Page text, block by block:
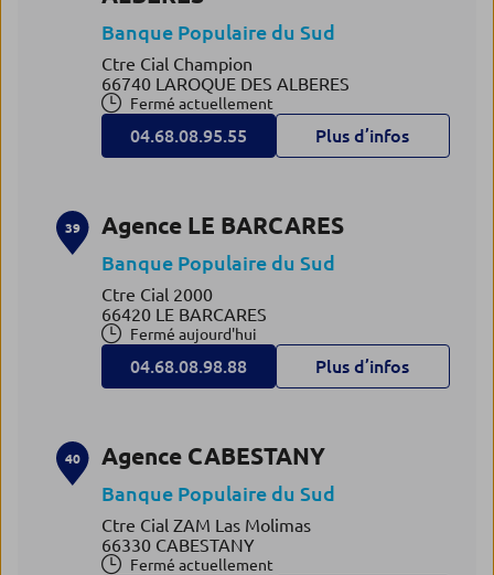
Banque Populaire du Sud
Ctre Cial Champion
66740 LAROQUE DES ALBERES
Fermé actuellement
04.68.08.95.55 Plus d’infos
39 Agence LE BARCARES
Banque Populaire du Sud
Ctre Cial 2000
66420 LE BARCARES
Fermé aujourd'hui
04.68.08.98.88 Plus d’infos
40 Agence CABESTANY
Banque Populaire du Sud
Ctre Cial ZAM Las Molimas
66330 CABESTANY
Fermé actuellement